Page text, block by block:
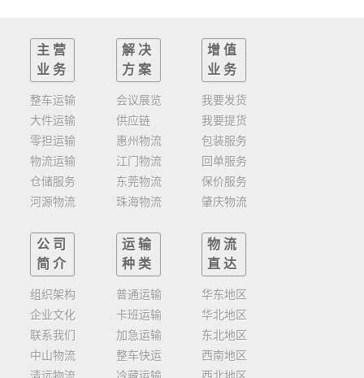
主营
业务
整车运输
大件运输
零担运输
物流运输
仓储服务
河源物流
解决
方案
会议展览
供应链
惠州物流
江门物流
东莞物流
珠海物流
增值
业务
我要发货
我要提货
包装服务
回单服务
保价服务
肇庆物流
公司
简介
组织架构
企业文化
联系我们
中山物流
清远物流
运输
种类
普通运输
卡班运输
加急运输
整车快运
冷藏运输
物流
直达
华东地区
华北地区
东北地区
西南地区
西北地区